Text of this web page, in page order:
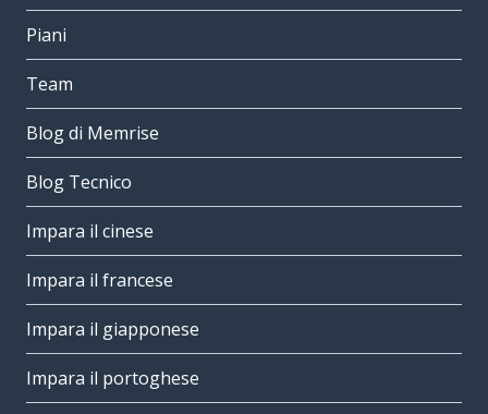
Piani
Team
Blog di Memrise
Blog Tecnico
Impara il cinese
Impara il francese
Impara il giapponese
Impara il portoghese